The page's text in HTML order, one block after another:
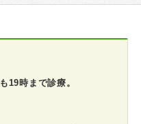
19時まで診療。